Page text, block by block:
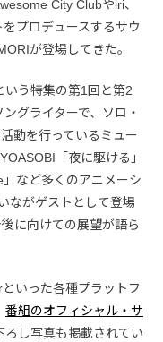
City Clubやiri、
プロデュースするサウ
が登場してきた。
いう特集の第1回と第2
グライターで、ソロ・
動を行っているミュー
「夜に駆ける」
など多くのアニメーシ
ながゲストとして登場
に向けての展望が語ら
いった各種プラットフ
番組のオフィシャル・サ
し写真も掲載されてい